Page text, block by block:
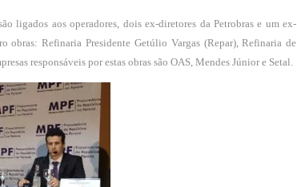
ligados aos operadores, dois ex-diretores da Petrobras e um ex-
obras: Refinaria Presidente Getúlio Vargas (Repar), Refinaria de
responsáveis por estas obras são OAS, Mendes Júnior e Setal.